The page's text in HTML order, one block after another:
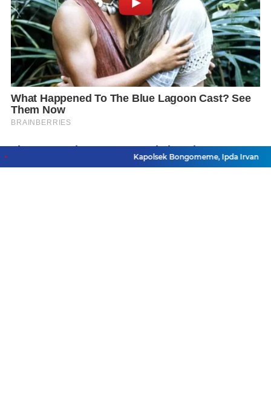
Kapolsek Bongomeme, Ipda Irvan Uwata,